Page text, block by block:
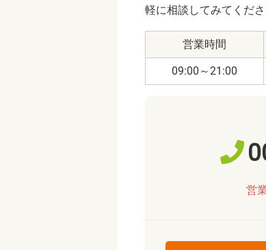
軽に相談してみてくださ
営業時間
09:00～21:00
営